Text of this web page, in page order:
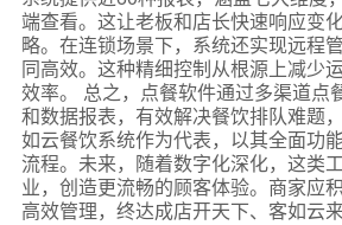
端查看。这让老板和店长快速响应变
略。在连锁场景下，系统还实现远程
同高效。这种精细控制从根源上减少
效率。 总之，点餐软件通过多渠道点
和数据报表，有效解决餐饮排队难题
如云餐饮系统作为代表，以其全面功
流程。未来，随着数字化深化，这类
业，创造更流畅的顾客体验。商家应
高效管理，终达成店开天下、客如云来